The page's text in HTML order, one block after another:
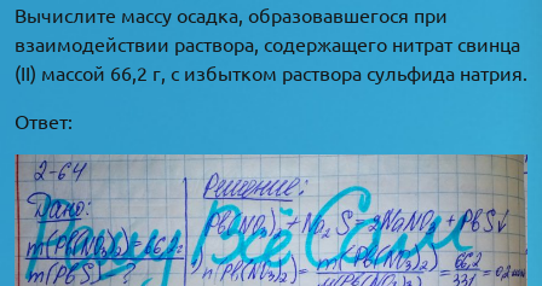
Вычислите массу осадка, образовавшегося при
взаимодействии раствора, содержащего нитрат свинца
(II) массой 66,2 г, с избытком раствора сульфида натрия.
Ответ: